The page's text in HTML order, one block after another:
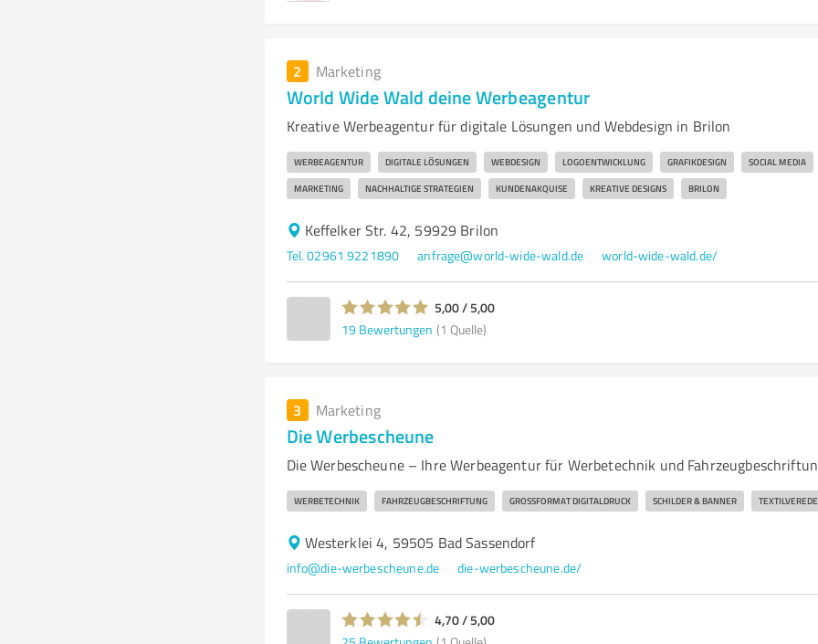
2 Marketing
World Wide Wald deine Werbeagentur
Kreative Werbeagentur für digitale Lösungen und Webdesign in Brilon
WERBEAGENTUR DIGITALE LÖSUNGEN WEBDESIGN LOGOENTWICKLUNG GRAFIKDESIGN SOCIAL MEDIA
MARKETING NACHHALTIGE STRATEGIEN KUNDENAKQUISE KREATIVE DESIGNS BRILON
Keffelker Str. 42, 59929 Brilon
Tel. 02961 9221890 anfrage@world-wide-wald.de world-wide-wald.de/
5,00 / 5,00
19 Bewertungen (1 Quelle)
3 Marketing
Die Werbescheune
Die Werbescheune – Ihre Werbeagentur für Werbetechnik und
WERBETECHNIK FAHRZEUGBESCHRIFTUNG GROSSFORMAT DIGITALDRUCK SCHILDER & BANNER
Westerklei 4, 59505 Bad Sassendorf
info@die-werbescheune.de die-werbescheune.de/
4,70 / 5,00